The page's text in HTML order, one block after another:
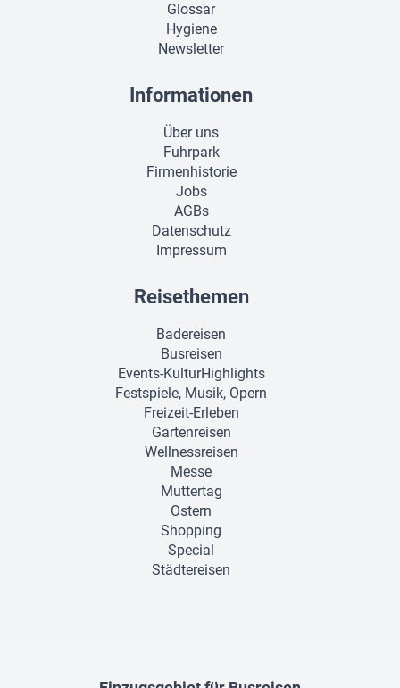
Glossar
Hygiene
Newsletter
Informationen
Über uns
Fuhrpark
Firmenhistorie
Jobs
AGBs
Datenschutz
Impressum
Reisethemen
Badereisen
Busreisen
Events-KulturHighlights
Festspiele, Musik, Opern
Freizeit-Erleben
Gartenreisen
Wellnessreisen
Messe
Muttertag
Ostern
Shopping
Special
Städtereisen